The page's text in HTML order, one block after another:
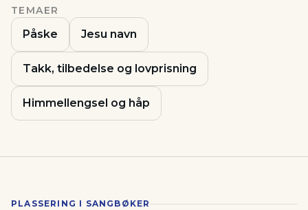
TEMAER
Påske Jesu navn
Takk, tilbedelse og lovprisning
Himmellengsel og håp
PLASSERING I SANGBØKER